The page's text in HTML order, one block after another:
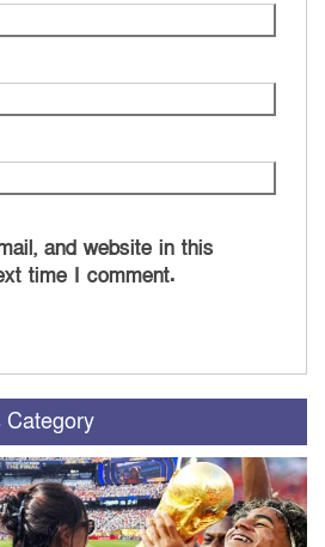
and website in this
time I comment.
Category